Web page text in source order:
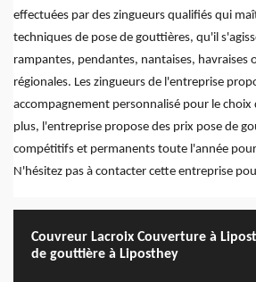
effectuées par des zingueurs qualifiés qui
techniques de pose de gouttières, qu'il
rampantes, pendantes, nantaises, havraises
régionales. Les zingueurs de l'entreprise
accompagnement personnalisé pour le choix
plus, l'entreprise propose des prix pose de
compétitifs et permanents toute l'année
N'hésitez pas à contacter cette entreprise
Couvreur Lacroix Couverture à
de gouttière à Liposthey